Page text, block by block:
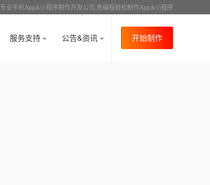
专业手机App&小程序制作开发公司,免编程轻松制作App&小程序
服务支持 公告&资讯 开始制作